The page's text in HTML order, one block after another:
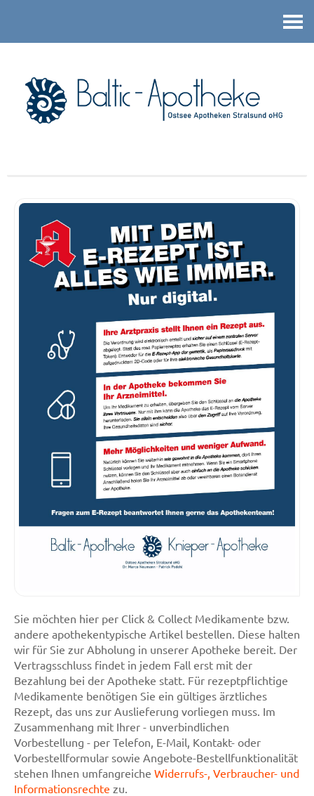
Sie möchten hier per Click & Collect Medikamente bzw.
andere apothekentypische Artikel bestellen. Diese halten
wir für Sie zur Abholung in unserer Apotheke bereit. Der
Vertragsschluss findet in jedem Fall erst mit der
Bezahlung bei der Apotheke statt. Für rezeptpflichtige
Medikamente benötigen Sie ein gültiges ärztliches
Rezept, das uns zur Auslieferung vorliegen muss. Im
Zusammenhang mit Ihrer - unverbindlichen
Vorbestellung - per Telefon, E-Mail, Kontakt- oder
Vorbestellformular sowie Angebote-Bestellfunktionalität
stehen Ihnen umfangreiche Widerrufs-, Verbraucher- und
Informationsrechte zu.